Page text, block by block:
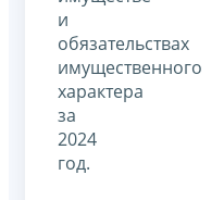
и
обязательствах
имущественного
характера
за
2024
год.